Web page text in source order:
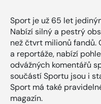
Sport je už 65 let
Nabízí silný a pestrý
než čtvrt milionů fandů.
a reportáže, nabízí
odvážných komentářů
součástí Sportu jsou i
Sport má také
magazín.